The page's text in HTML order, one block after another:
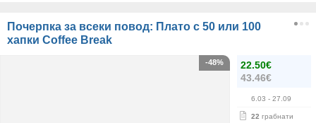
Почерпка за всеки повод: Плато с 50 или 100
хапки Coffee Break
22.50€
43.46€
6.03 - 27.09
22 грабнати
-48%